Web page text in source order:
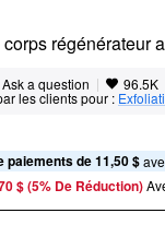
régénérateur
Ask a question | 96.5K
les clients pour :
paiements de 11,50 $
$ (5% De Réduction)